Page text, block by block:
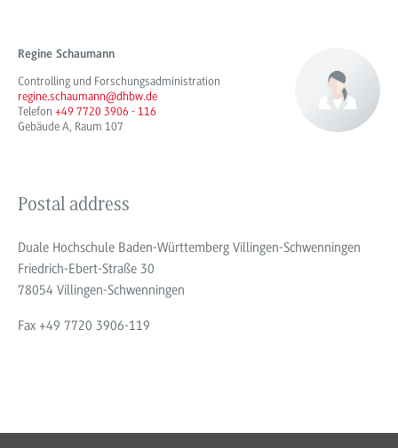
Regine Schaumann
Controlling und Forschungsadministration
regine.schaumann@dhbw.de
Telefon+49 7720 3906 - 116
Gebäude A, Raum 107
Postal address
Duale Hochschule Baden-Württemberg Villingen-Schwenningen
Friedrich-Ebert-Straße 30
78054 Villingen-Schwenningen
Fax +49 7720 3906-119